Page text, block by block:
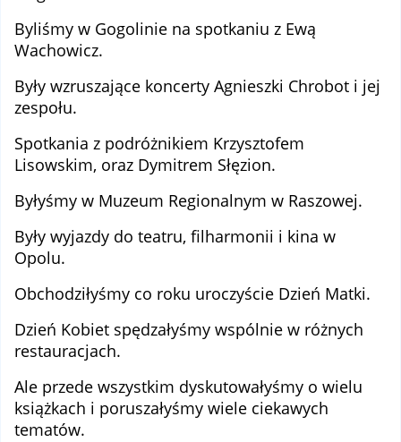
Byliśmy w Gogolinie na spotkaniu z Ewą
Wachowicz.
Były wzruszające koncerty Agnieszki Chrobot i jej
zespołu.
Spotkania z podróżnikiem Krzysztofem
Lisowskim, oraz Dymitrem Słęzion.
Byłyśmy w Muzeum Regionalnym w Raszowej.
Były wyjazdy do teatru, filharmonii i kina w
Opolu.
Obchodziłyśmy co roku uroczyście Dzień Matki.
Dzień Kobiet spędzałyśmy wspólnie w różnych
restauracjach.
Ale przede wszystkim dyskutowałyśmy o wielu
książkach i poruszałyśmy wiele ciekawych
tematów.